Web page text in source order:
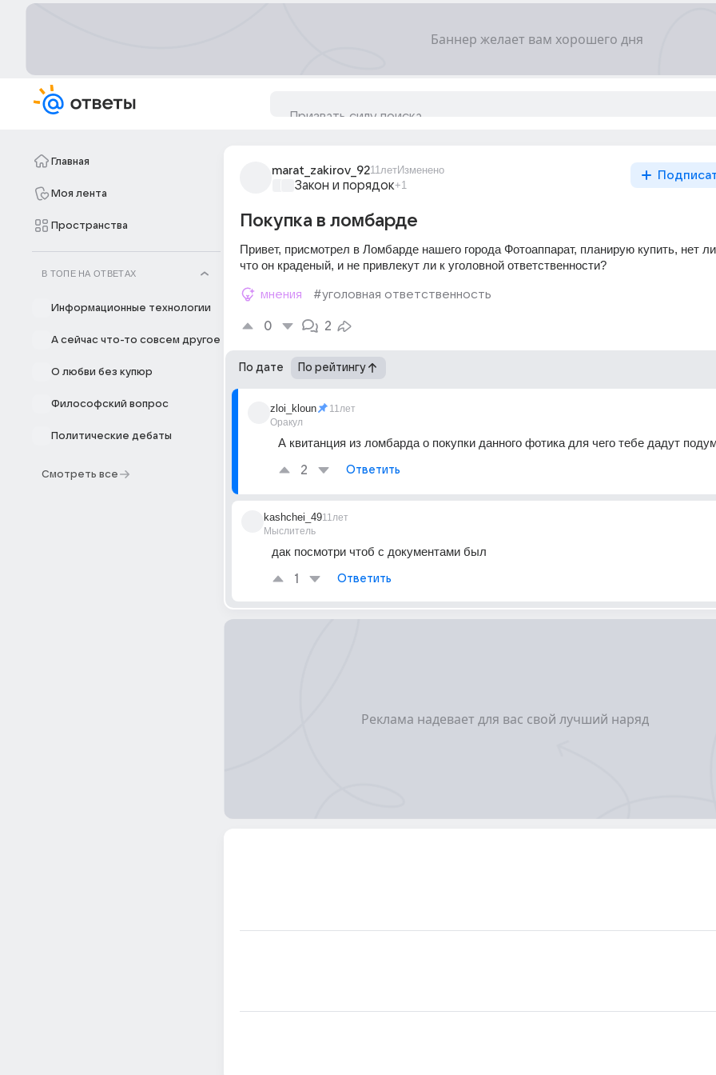
Главная
Моя лента
Пространства
В ТОПЕ НА ОТВЕТАХ
Информационные технологии
А сейчас что-то совсем другое
О любви без купюр
Философский вопрос
Политические дебаты
Смотреть все
marat_zakirov_9211летИзменено
Закон и порядок+1
Покупка в ломбарде
Привет, присмотрел в Ломбарде нашего города Фотоаппарат, планирую купить, нет
что он краденый, и не привлекут ли к уголовной ответственности?
мнения #уголовная ответственность
0 2
По дате По рейтингу
zloi_kloun
Оракул
11лет
А квитанция из ломбарда о покупки данного фотика для чего тебе дадут
2 Ответить
kashchei_49
Мыслитель
11лет
дак посмотри чтоб с документами был
1 Ответить